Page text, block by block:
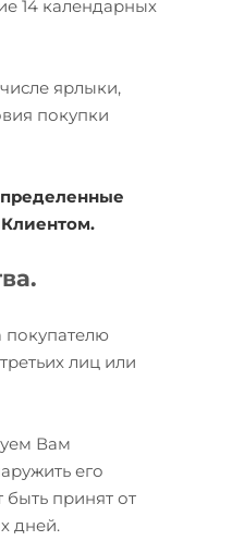
14 календарных
ярлыки,
покупки
покупателю
лиц или
Вам
его
принят от
дней.